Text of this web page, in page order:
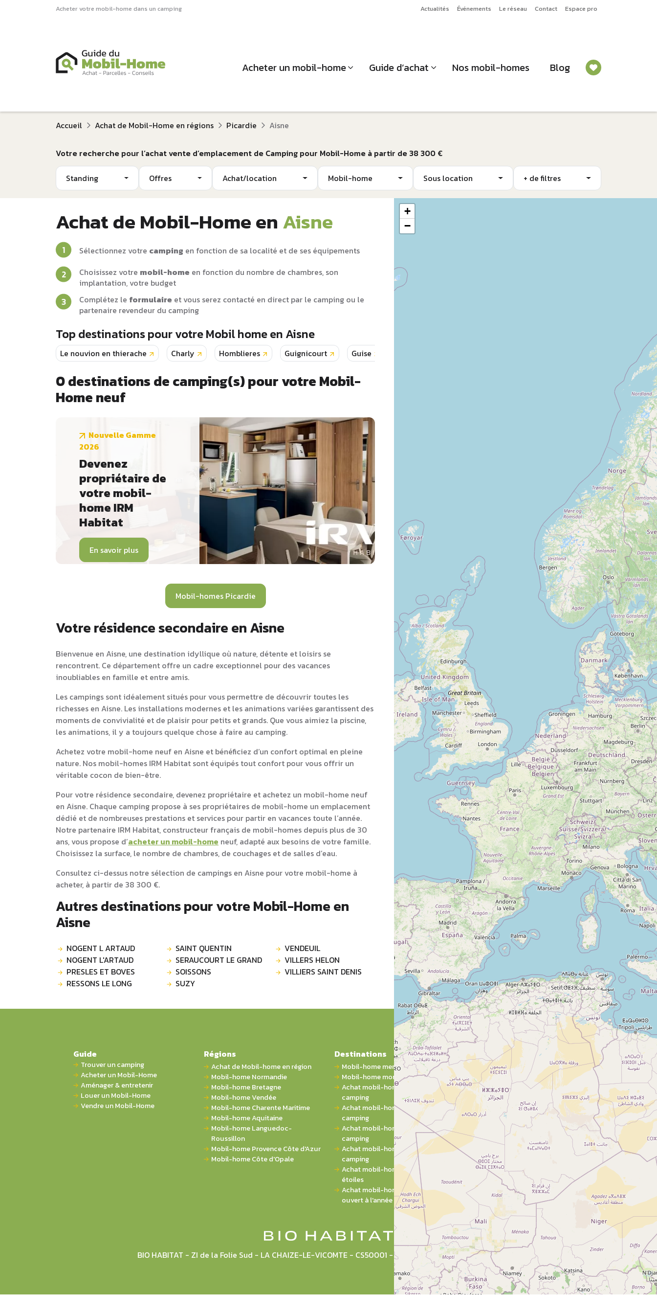
Acheter votre mobil-home dans un camping Actualités Événements Le réseau Contact Espace pro
Acheter un mobil-home Guide d’achat Nos mobil-homes Blog
Accueil Achat de Mobil-Home en régions Picardie Aisne
Votre recherche pour l’achat vente d’emplacement de Camping pour Mobil-Home à partir de 38 300 €
Standing Offres Achat/location Mobil-home Sous location + de filtres
+
−
Achat de Mobil-Home en Aisne
Sélectionnez votre camping en fonction de sa localité et de ses équipements
Choisissez votre mobil-home en fonction du nombre de chambres, son
implantation, votre budget
Complétez le formulaire et vous serez contacté en direct par le camping ou le
partenaire revendeur du camping
Top destinations pour votre Mobil home en Aisne
Le nouvion en thierache Charly Homblieres Guignicourt Guise Monampteuil
0destinations de camping(s) pour votre Mobil-
Home neuf
Nouvelle Gamme
2026
Devenez
propriétaire de
votre mobil-
home IRM
Habitat
En savoir plus
Mobil-homes Picardie
Votre résidence secondaire en Aisne
Bienvenue en Aisne, une destination idyllique où nature, détente et loisirs se
rencontrent. Ce département offre un cadre exceptionnel pour des vacances
inoubliables en famille et entre amis.
Les campings sont idéalement situés pour vous permettre de découvrir toutes les
richesses en Aisne. Les installations modernes et les animations variées garantissent des
moments de convivialité et de plaisir pour petits et grands. Que vous aimiez la piscine,
les animations, il y a toujours quelque chose à faire au camping.
Achetez votre mobil-home neuf en Aisne et bénéficiez d’un confort optimal en pleine
nature. Nos mobil-homes IRM Habitat sont équipés tout confort pour vous offrir un
véritable cocon de bien-être.
Pour votre résidence secondaire, devenez propriétaire et achetez un mobil-home neuf
en Aisne. Chaque camping propose à ses propriétaires de mobil-home un emplacement
dédié et de nombreuses prestations et services pour partir en vacances toute l’année.
Notre partenaire IRM Habitat, constructeur français de mobil-homes depuis plus de 30
ans, vous propose d’acheter un mobil-home neuf, adapté aux besoins de votre famille.
Choisissez la surface, le nombre de chambres, de couchages et de salles d’eau.
Consultez ci-dessus notre sélection de campings en Aisne pour votre mobil-home à
acheter, à partir de 38 300 €.
Autres destinations pour votre Mobil-Home en
Aisne
NOGENT L ARTAUD
NOGENT L'ARTAUD
PRESLES ET BOVES
RESSONS LE LONG
SAINT QUENTIN
SERAUCOURT LE GRAND
SOISSONS
SUZY
VENDEUIL
VILLERS HELON
VILLIERS SAINT DENIS
BIO HABITAT - ZI de la Folie Sud - LA CHAIZE-LE-VICOMTE - CS50001 - 85036 LA ROCHE-SUR-YON CEDEX
Guide
Trouver un camping
Acheter un Mobil-Home
Aménager & entretenir
Louer un Mobil-Home
Vendre un Mobil-Home
Régions
Achat de Mobil-home en région
Mobil-home Normandie
Mobil-home Bretagne
Mobil-home Vendée
Mobil-home Charente Maritime
Mobil-home Aquitaine
Mobil-home Languedoc-
Roussillon
Mobil-home Provence Côte d'Azur
Mobil-home Côte d'Opale
Destinations
Mobil-home mer
Mobil-home montagne
Achat mobil-home 1 chambre sur
camping
Achat mobil-home 2 chambres sur
camping
Achat mobil-home 3 chambres sur
camping
Achat mobil-home 4 chambres sur
camping
Achat mobil-home sur camping 5
étoiles
Achat mobil-home sur camping
ouvert à l'année
A propos
Qui sommes-nous ?
Actualités
Nos partenaires
Notre réseau
Nos campings
Blog
Espace revendeur